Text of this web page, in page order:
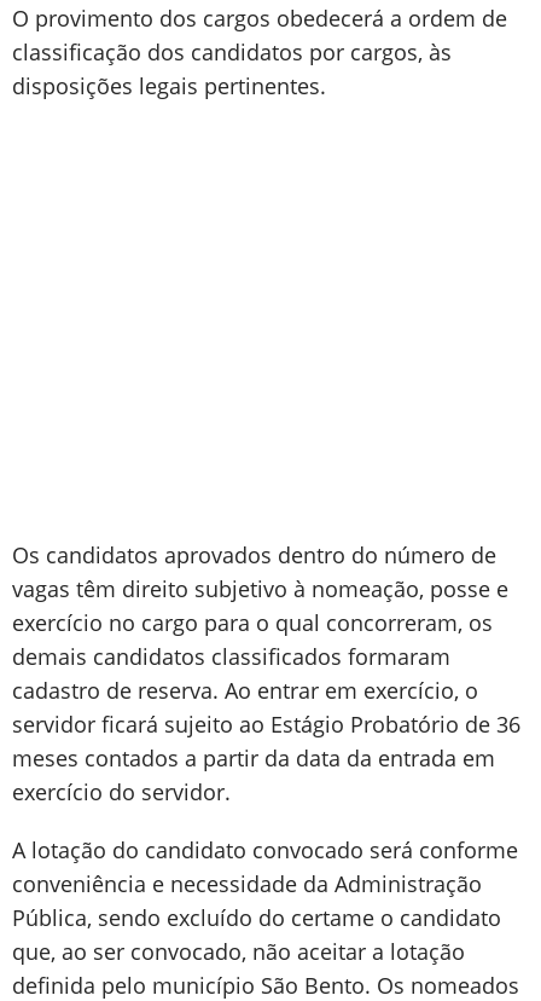
O provimento dos cargos obedecerá a ordem de
classificação dos candidatos por cargos, às
disposições legais pertinentes.
Os candidatos aprovados dentro do número de
vagas têm direito subjetivo à nomeação, posse e
exercício no cargo para o qual concorreram, os
demais candidatos classificados formaram
cadastro de reserva. Ao entrar em exercício, o
servidor ficará sujeito ao Estágio Probatório de 36
meses contados a partir da data da entrada em
exercício do servidor.
A lotação do candidato convocado será conforme
conveniência e necessidade da Administração
Pública, sendo excluído do certame o candidato
que, ao ser convocado, não aceitar a lotação
definida pelo município São Bento. Os nomeados